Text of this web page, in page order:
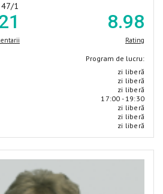
47/1
8.98
Rating
Program de lucru:
zi liberă
zi liberă
zi liberă
17:00 - 19:30
zi liberă
zi liberă
zi liberă